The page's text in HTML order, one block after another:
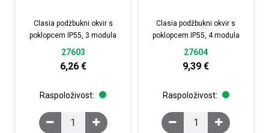
Clasia podžbukni okvir s
poklopcem IP55, 3 modula
27603
6,26 €
Raspoloživost:
Clasia podžbukni okvir s poklopcem IP55, 3 modula
Clasia podžbukni okvir s
poklopcem IP55, 4 modula
27604
9,39€
Raspoloživost:
Clasia podžbukni